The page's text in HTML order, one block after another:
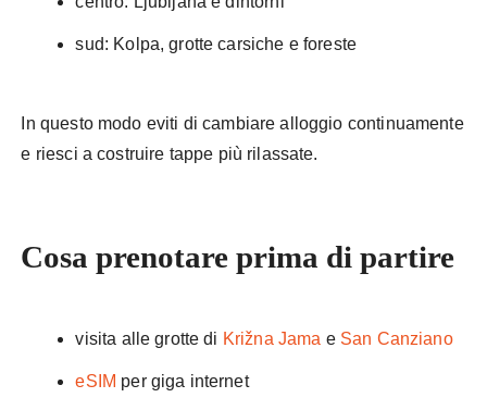
sud: Kolpa, grotte carsiche e foreste
In questo modo eviti di cambiare alloggio continuamente
e riesci a costruire tappe più rilassate.
Cosa prenotare prima di partire
visita alle grotte di Križna Jama e San Canziano
eSIM per giga internet